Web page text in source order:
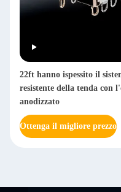
22ft hanno ispessito il
resistente della tenda con
anodizzato
Ottenga il migliore prezzo